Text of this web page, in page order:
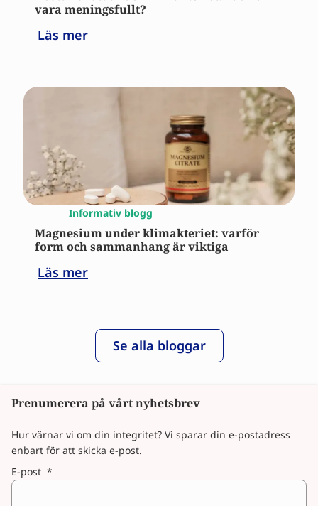
vara meningsfullt?
Läs mer
Informativ blogg
Magnesium under klimakteriet: varför
form och sammanhang är viktiga
Läs mer
Se alla bloggar
Prenumerera på vårt nyhetsbrev
E-post *
Hur värnar vi om din integritet? Vi sparar din e-postadress
enbart för att skicka e-post.